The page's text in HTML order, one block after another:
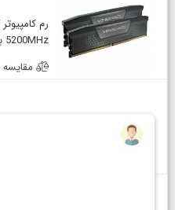
5200MHz با ظرفیت 32 گیگابایت CORSAIR
مقایسه